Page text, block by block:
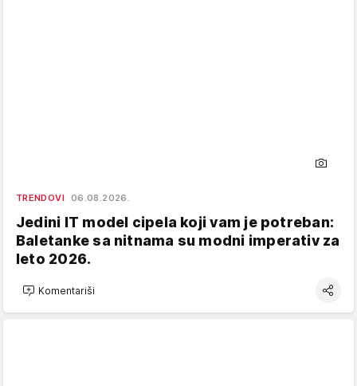
TRENDOVI 06.08.2026.
Jedini IT model cipela koji vam je potreban:
Baletanke sa nitnama su modni imperativ za
leto 2026.
Komentariši